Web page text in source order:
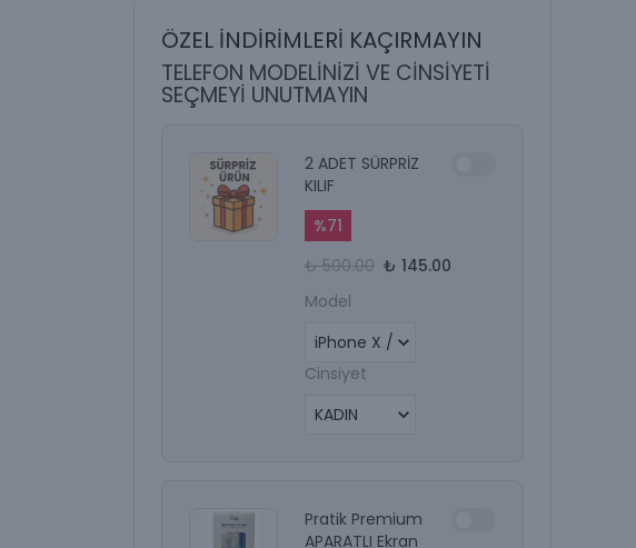
ÖZEL İNDİRİMLERİ KAÇIRMAYIN
TELEFON MODELİNİZİ VE CİNSİYETİ
SEÇMEYİ UNUTMAYIN
2 ADET SÜRPRİZ
KILIF
%71
₺ 500.00 ₺ 145.00
Model
Cinsiyet
Pratik Premium
APARATLI Ekran